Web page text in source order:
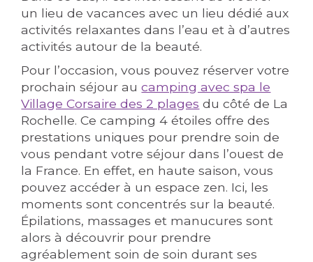
un lieu de vacances avec un lieu dédié aux
activités relaxantes dans l’eau et à d’autres
activités autour de la beauté.
Pour l’occasion, vous pouvez réserver votre
prochain séjour aucamping avec spa le
Village Corsaire des 2 plages du côté de La
Rochelle. Ce camping 4 étoiles offre des
prestations uniques pour prendre soin de
vous pendant votre séjour dans l’ouest de
la France. En effet, en haute saison, vous
pouvez accéder à un espace zen. Ici, les
moments sont concentrés sur la beauté.
Épilations, massages et manucures sont
alors à découvrir pour prendre
agréablement soin de soin durant ses